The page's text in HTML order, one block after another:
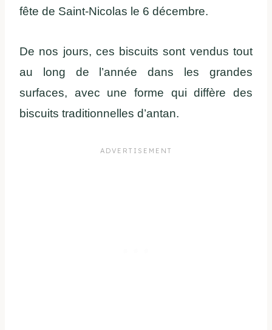
fête de Saint-Nicolas le 6 décembre.
De nos jours, ces biscuits sont vendus tout
au long de l’année dans les grandes
surfaces, avec une forme qui diffère des
biscuits traditionnelles d’antan.